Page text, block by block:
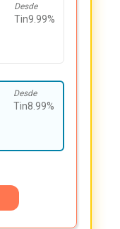
Desde
Tin9.99%
Desde
Tin8.99%